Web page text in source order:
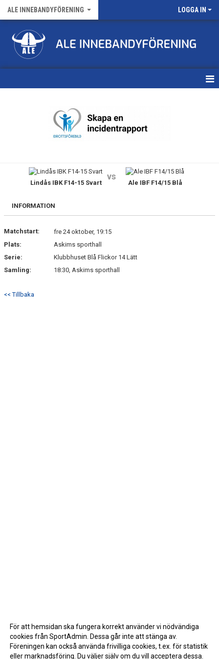
ALE INNEBANDYFÖRENING LOGGA IN
FÖRENINGENS MATCHER
NYHETSARKIV
MEDLEMSKAP
Lindås IBK F14-15 Svart
vs
Ale IBF F14/15 Blå
INFORMATION
Matchstart:
fre 24 oktober, 19:15
Plats:
Askims sporthall
Serie:
Klubbhuset Blå Flickor 14 Lätt
Samling:
18:30, Askims sporthall
<< Tillbaka
För att hemsidan ska fungera korrekt använder vi nödvändiga
cookies från SportAdmin. Dessa går inte att stänga av.
Föreningen kan också använda frivilliga cookies, t.ex. för statistik
eller marknadsföring. Du väljer själv om du vill acceptera dessa.